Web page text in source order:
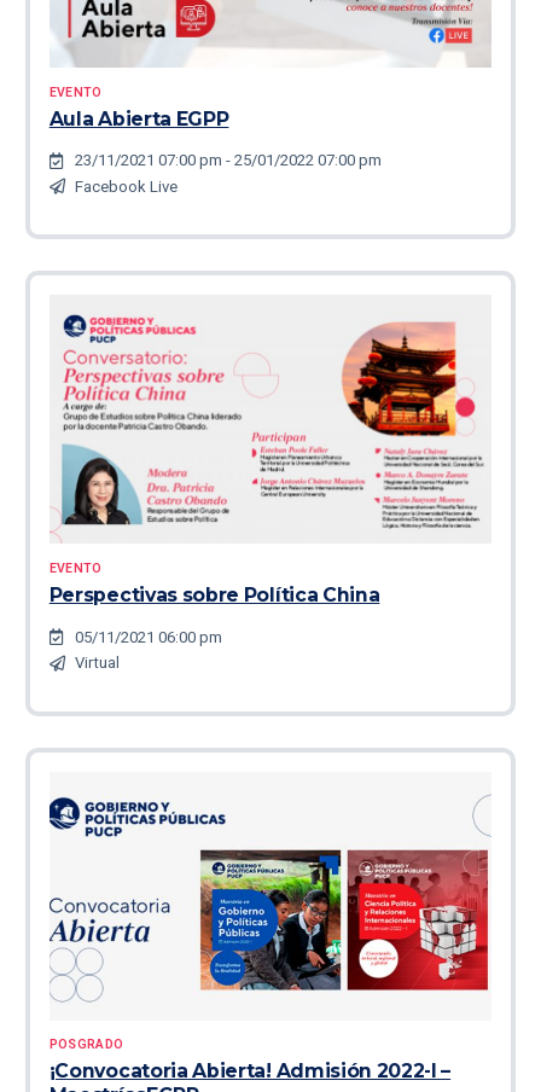
EVENTO
Aula Abierta EGPP
23/11/2021 07:00 pm - 25/01/2022 07:00 pm
Facebook Live
EVENTO
Perspectivas sobre Política China
05/11/2021 06:00 pm
Virtual
POSGRADO
¡Convocatoria Abierta! Admisión 2022-I –